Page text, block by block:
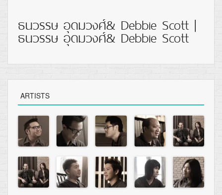
ธนวรรษ อุดมวงศ์& Debbie Scott |
ธนวรรษ อุดมวงศ์& Debbie Scott
ARTISTS